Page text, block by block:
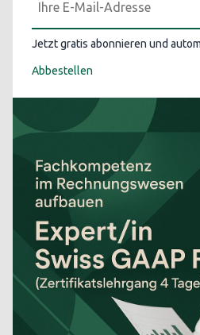
Jetzt gratis abonnieren und
Abbestellen